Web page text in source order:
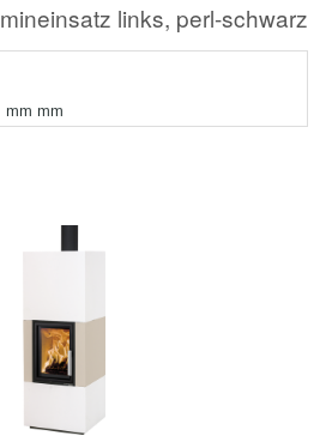
links, perl-schwarz
mm mm